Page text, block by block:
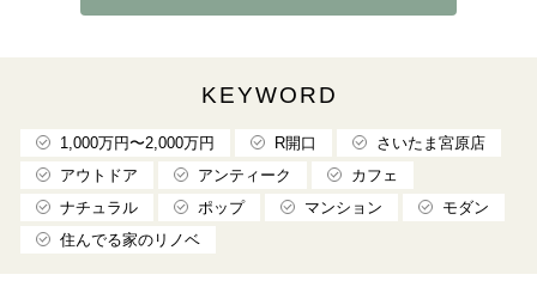
KEYWORD
1,000万円〜2,000万円 R開口
さいたま宮原店
アウトドア
アンティーク
カフェ
ナチュラル
ポップ マンション
モダン
住んでる家のリノベ